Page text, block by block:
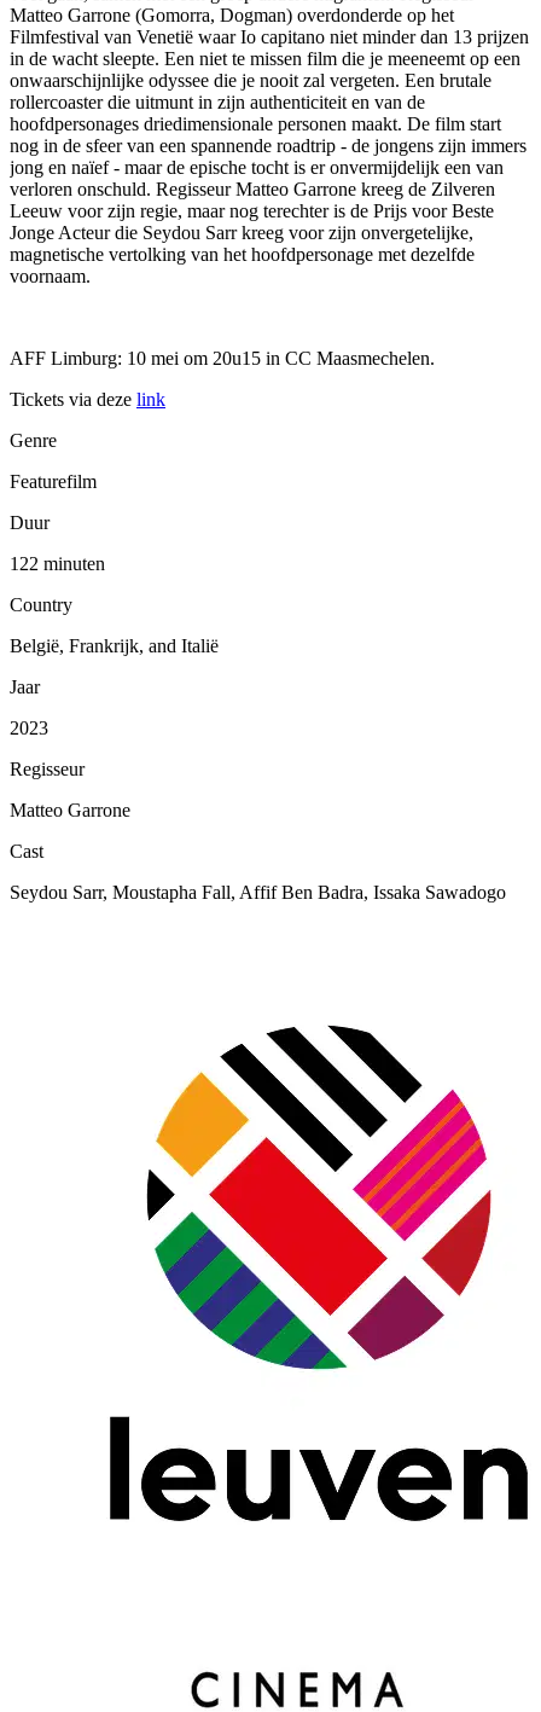
Matteo Garrone (Gomorra, Dogman) overdonderde op het
Filmfestival van Venetië waar Io capitano niet minder dan 13 prijzen
in de wacht sleepte. Een niet te missen film die je meeneemt op een
onwaarschijnlijke odyssee die je nooit zal vergeten. Een brutale
rollercoaster die uitmunt in zijn authenticiteit en van de
hoofdpersonages driedimensionale personen maakt. De film start
nog in de sfeer van een spannende roadtrip - de jongens zijn immers
jong en naïef - maar de epische tocht is er onvermijdelijk een van
verloren onschuld. Regisseur Matteo Garrone kreeg de Zilveren
Leeuw voor zijn regie, maar nog terechter is de Prijs voor Beste
Jonge Acteur die Seydou Sarr kreeg voor zijn onvergetelijke,
magnetische vertolking van het hoofdpersonage met dezelfde
voornaam.
AFF Limburg: 10 mei om 20u15 in CC Maasmechelen.
Tickets via deze link
Genre
Featurefilm
Duur
122 minuten
Country
België, Frankrijk, and Italië
Jaar
2023
Regisseur
Matteo Garrone
Cast
Seydou Sarr, Moustapha Fall, Affif Ben Badra, Issaka Sawadogo